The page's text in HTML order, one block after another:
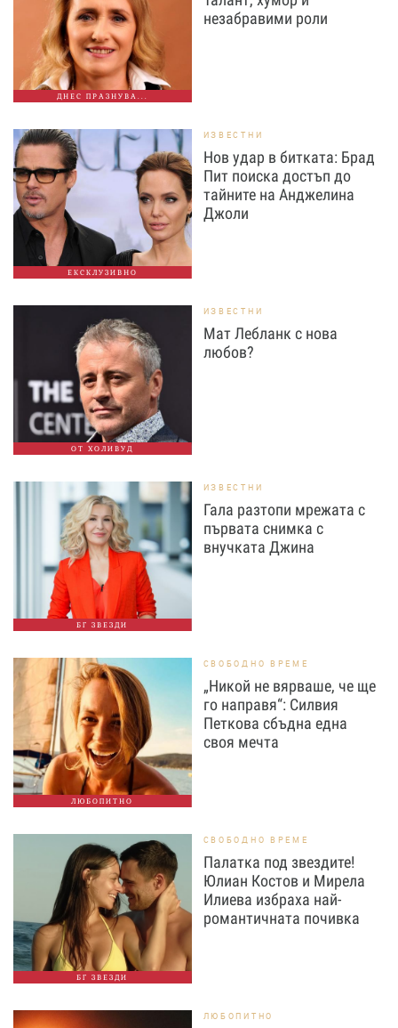
ДНЕС ПРАЗНУВА...
незабравими роли
ЕКСКЛУЗИВНО
ИЗВЕСТНИ
Нов удар в битката: Брад
Пит поиска достъп до
тайните на Анджелина
Джоли
ОТ ХОЛИВУД
ИЗВЕСТНИ
Мат Лебланк с нова
любов?
БГ ЗВЕЗДИ
ИЗВЕСТНИ
Гала разтопи мрежата с
първата снимка с
внучката Джина
ЛЮБОПИТНО
СВОБОДНО ВРЕМЕ
„Никой не вярваше, че ще
го направя“: Силвия
Петкова сбъдна една
своя мечта
БГ ЗВЕЗДИ
СВОБОДНО ВРЕМЕ
Палатка под звездите!
Юлиан Костов и Мирела
Илиева избраха най-
романтичната почивка
ЛЮБОПИТНО